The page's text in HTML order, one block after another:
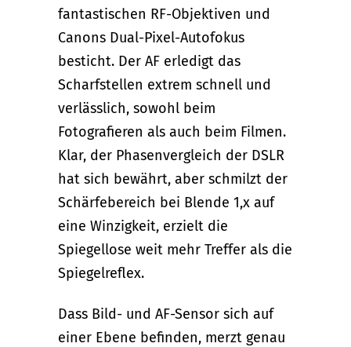
fantastischen RF-Objektiven und
Canons Dual-Pixel-Autofokus
besticht. Der AF erledigt das
Scharfstellen extrem schnell und
verlässlich, sowohl beim
Fotografieren als auch beim Filmen.
Klar, der Phasenvergleich der DSLR
hat sich bewährt, aber schmilzt der
Schärfebereich bei Blende 1,x auf
eine Winzigkeit, erzielt die
Spiegellose weit mehr Treffer als die
Spiegelreflex.
Dass Bild- und AF-Sensor sich auf
einer Ebene befinden, merzt genau